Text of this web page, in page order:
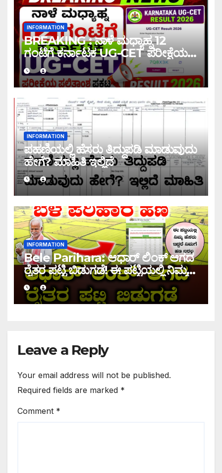
INFORMATION
BREAKING : ನಾಳೆ ಮಧ್ಯಾಹ್ನ 12
ಗಂಟೆಗೆ ಕರ್ನಾಟಕ UG-CET ಪರೀಕ್ಷೆಯ
ಫಲಿತಾಂಶ ಪ್ರಕಟ |UG-CET Result
2026
INFORMATION
ಪಹಣಿಯಲ್ಲಿ ಹೆಸರು ತಿದ್ದುಪಡಿ ಮಾಡುವುದು
ಹೇಗೆ? ಮಾಹಿತಿ ಇಲ್ಲಿದೆ
INFORMATION
Bele Parihara: ಆಧಾರ್ ಲಿಂಕ್ ಆಗದ
ರೈತರ ಪಟ್ಟಿ ಬಿಡುಗಡೆ! ಈ ಪಟ್ಟಿಯಲ್ಲಿ ನಿಮ್ಮ
ಹೆಸರು ಇದ್ದರೆ ನಿಮಗೆ ಹಣ ಜಮಾ ಆಗಲ್ಲ !
Leave a Reply
Your email address will not be published.
Required fields are marked *
Comment *